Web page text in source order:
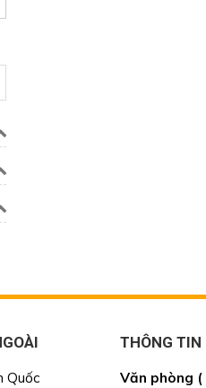
Quốc
THÔNG TIN
Văn phòng